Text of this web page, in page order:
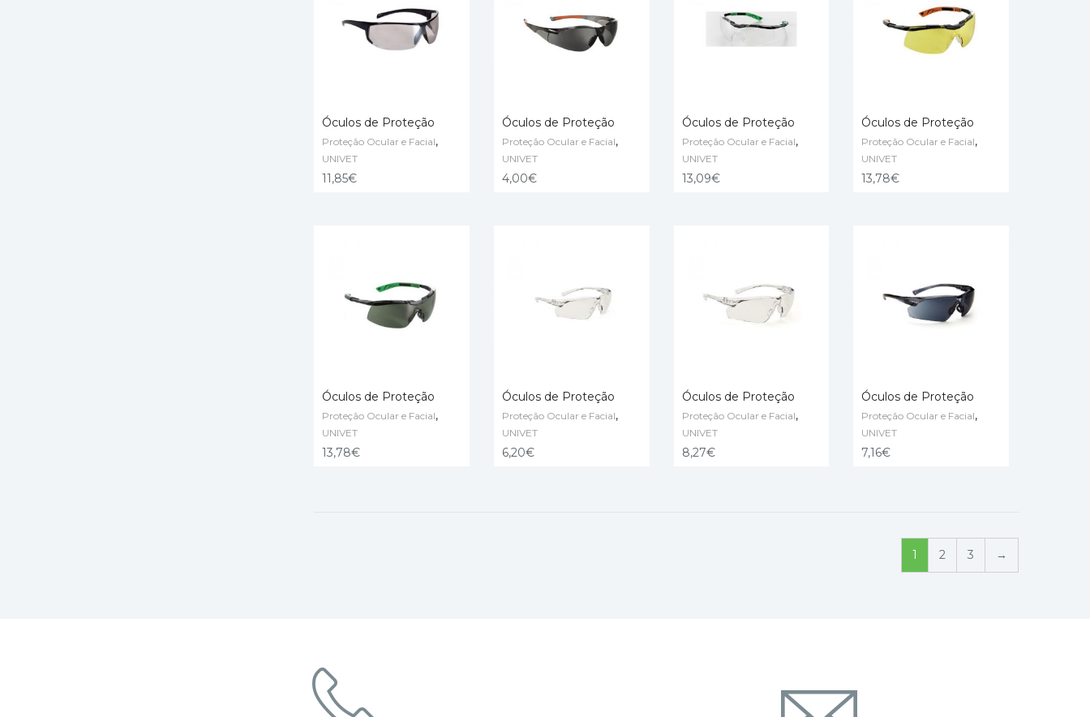
READ MORE
Óculos de Proteção
Proteção Ocular e Facial,
UNIVET
11,85€
ADD TO CART
Óculos de Proteção
Proteção Ocular e Facial,
UNIVET
4,00€
ADD TO CART
Óculos de Proteção
Proteção Ocular e Facial,
UNIVET
13,09€
ADD TO CART
Óculos de Proteção
Proteção Ocular e Facial,
UNIVET
13,78€
ADD TO CART
Óculos de Proteção
Proteção Ocular e Facial,
UNIVET
13,78€
ADD TO CART
Óculos de Proteção
Proteção Ocular e Facial,
UNIVET
6,20€
ADD TO CART
Óculos de Proteção
Proteção Ocular e Facial,
UNIVET
8,27€
ADD TO CART
Óculos de Proteção
Proteção Ocular e Facial,
UNIVET
7,16€
1 2 3 →